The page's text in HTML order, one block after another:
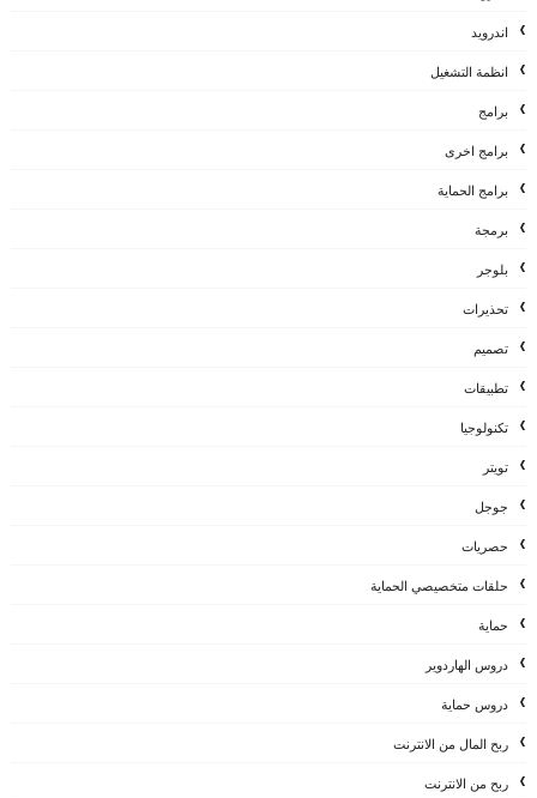
اندرويد
انظمة التشغيل
برامج
برامج اخرى
برامج الحماية
برمجة
بلوجر
تحذيرات
تصميم
تطبيقات
تكنولوجيا
تويتر
جوجل
حصريات
حلقات متخصيصي الحماية
حماية
دروس الهاردوير
دروس حماية
ربح المال من الانترنت
ربح من الانترنت